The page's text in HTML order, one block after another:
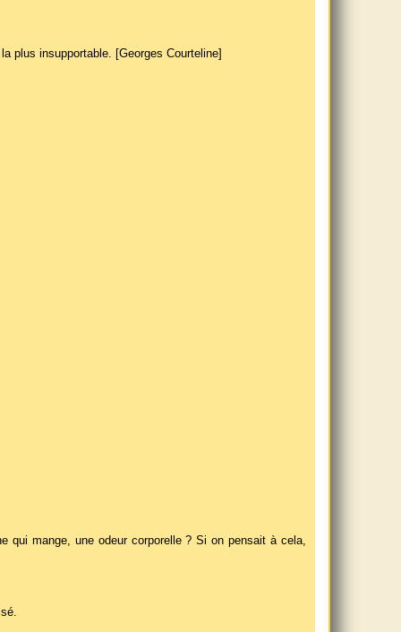
plus insupportable. [Georges Courteline]
qui mange, une odeur corporelle ? Si on pensait à cela,